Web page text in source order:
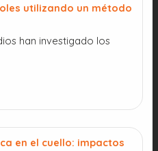
utilizando un método
han investigado los
en el cuello: impactos